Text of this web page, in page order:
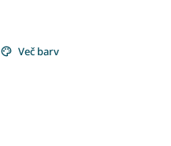
Več barv